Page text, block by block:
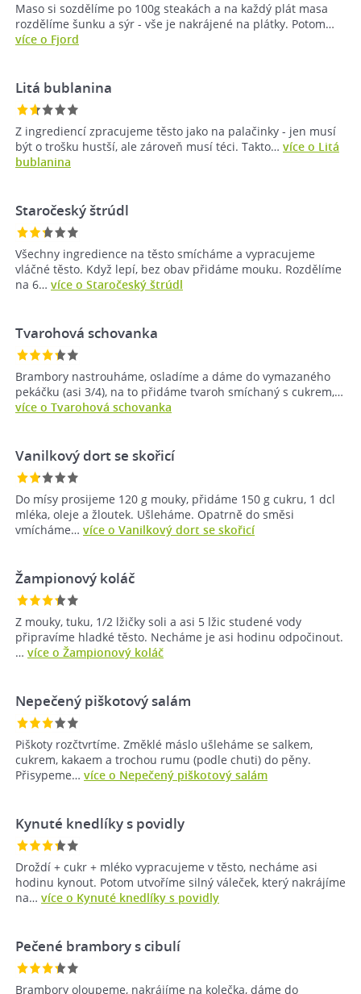
Maso si sozdělíme po 100g steakách a na každý plát masa
rozdělíme šunku a sýr - vše je nakrájené na plátky. Potom…
více o Fjord
Litá bublanina
Z ingrediencí zpracujeme těsto jako na palačinky - jen musí
být o trošku hustší, ale zároveň musí téci. Takto… více o Litá
bublanina
Staročeský štrúdl
Všechny ingredience na těsto smícháme a vypracujeme
vláčné těsto. Když lepí, bez obav přidáme mouku. Rozdělíme
na 6… více o Staročeský štrúdl
Tvarohová schovanka
Brambory nastrouháme, osladíme a dáme do vymazaného
pekáčku (asi 3/4), na to přidáme tvaroh smíchaný s cukrem,…
více o Tvarohová schovanka
Vanilkový dort se skořicí
Do mísy prosijeme 120 g mouky, přidáme 150 g cukru, 1 dcl
mléka, oleje a žloutek. Ušleháme. Opatrně do směsi
vmícháme… více o Vanilkový dort se skořicí
Žampionový koláč
Z mouky, tuku, 1/2 lžičky soli a asi 5 lžic studené vody
připravíme hladké těsto. Necháme je asi hodinu odpočinout.
… více o Žampionový koláč
Nepečený piškotový salám
Piškoty rozčtvrtíme. Změklé máslo ušleháme se salkem,
cukrem, kakaem a trochou rumu (podle chuti) do pěny.
Přisypeme… více o Nepečený piškotový salám
Kynuté knedlíky s povidly
Droždí + cukr + mléko vypracujeme v těsto, necháme asi
hodinu kynout. Potom utvoříme silný váleček, který nakrájíme
na… více o Kynuté knedlíky s povidly
Pečené brambory s cibulí
Brambory oloupeme‚ nakrájíme na kolečka‚ dáme do